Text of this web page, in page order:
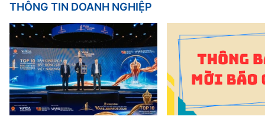
THÔNG TIN DOANH NGHIỆP